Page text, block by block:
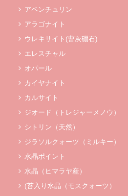
アベンチュリン
アラゴナイト
ウレキサイト(曹灰硼石)
エレスチャル
オパール
カイヤナイト
カルサイト
ジオード（トレジャーメノウ）
シトリン（天然）
ジラソルクォーツ（ミルキー）
水晶ポイント
水晶（ヒマラヤ産）
(苔入り水晶（モスクォーツ）